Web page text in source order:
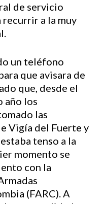
de servicio
recurrir a la muy
un teléfono
que avisara de
que, desde el
año los
las
Vigía del Fuerte y
tenso a la
momento se
con la
(FARC). A